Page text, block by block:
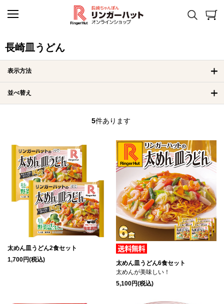
長崎皿うどん
表示方法
並べ替え
5件あります
太めん皿うどん2食セット
1,700円(税込)
太めん皿うどん6食セット
太めんが美味しい！
5,100円(税込)